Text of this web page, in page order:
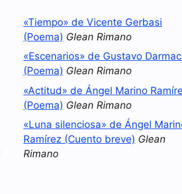
«Tiempo» de Vicente Gerbasi
(Poema) Glean Rimano
«Escenarios» de Gustavo
(Poema) Glean Rimano
«Actitud» de Ángel Marino
(Poema) Glean Rimano
«Luna silenciosa» de Ángel
Ramírez (Cuento breve) Glean
Rimano